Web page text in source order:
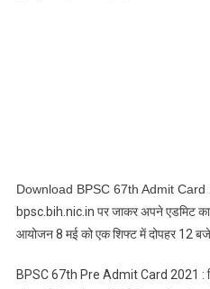
Download BPSC 67th Admit Card
bpsc.bih.nic.in पर जाकर अपने एडमिट
आयोजन 8 मई को एक शिफ्ट में दोपहर 12
BPSC 67th Pre Admit Card 2021 :